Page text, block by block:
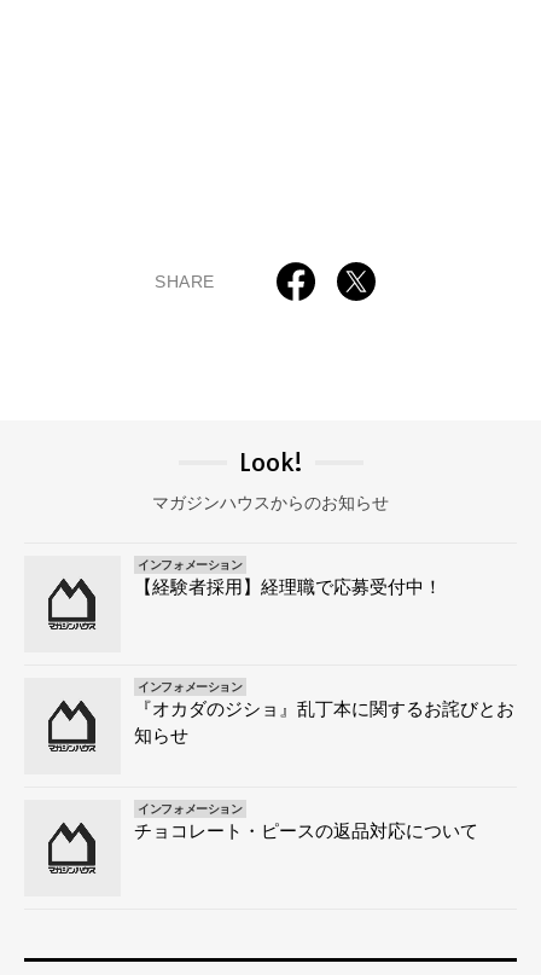
SHARE
Look!
マガジンハウスからのお知らせ
インフォメーション
【経験者採用】経理職で応募受付中！
インフォメーション
『オカダのジショ』乱丁本に関するお詫びとお
知らせ
インフォメーション
チョコレート・ピースの返品対応について